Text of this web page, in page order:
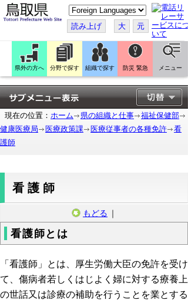
こ
の
ペ
ー
ジ
翻
訳
す
る
読み上げ 大 元
県外の方へ 分野で探す 組織で探す 防災 緊急 メニュー
現在の位置： ホーム 県の組織と仕事
福祉保健部
健康医療局
医療政策課 医療従事者の各種免許
看
護師
看護師
もどる ｜
看護師とは
「看護師」とは、厚生労働大臣の免許を受け
て、傷病者若しくはじよく婦に対する療養上
の世話又は診療の補助を行うことを業とする